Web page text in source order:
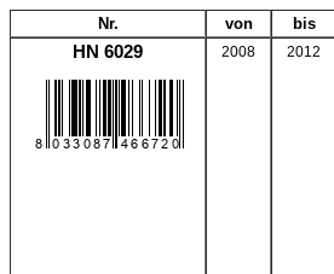
Nr. von bis
HN 6029 2008 2012